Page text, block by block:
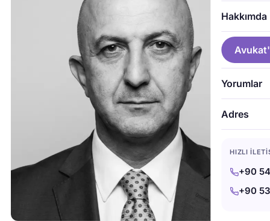
Hakkımda
Yorumlar
Adres
HIZLI
+90
+90